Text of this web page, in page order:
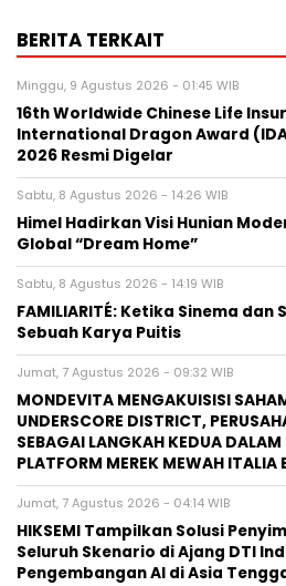
BERITA TERKAIT
Minggu, 9 Agustus 2026 - 01:45 WIB
16th Worldwide Chinese Life
International Dragon Award
2026 Resmi Digelar
Sabtu, 8 Agustus 2026 - 14:26 WIB
Himel Hadirkan Visi Hunian
Global “Dream Home”
Sabtu, 8 Agustus 2026 - 14:19 WIB
FAMILIARITÉ: Ketika Sinema
Sebuah Karya Puitis
Jumat, 7 Agustus 2026 - 09:32 WIB
MONDEVITA MENGAKUISISI
UNDERSCORE DISTRICT,
SEBAGAI LANGKAH KEDUA
PLATFORM MEREK MEWAH ITALIA
Jumat, 7 Agustus 2026 - 04:14 WIB
HIKSEMI Tampilkan Solusi
Seluruh Skenario di Ajang DTI
Pengembangan AI di Asia